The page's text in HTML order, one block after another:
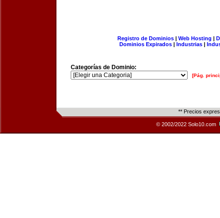
Registro de Dominios| Web Hosting |
Dominios Expirados | Industrias |
Categorías de Dominio:
[Pág.
** Precios
© 2002/2022 Solo10.com